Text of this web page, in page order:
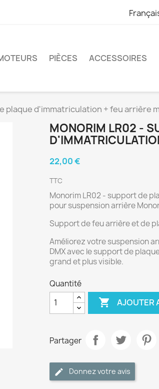
PIÈCES ACCESSOIRES
plaque d'immatriculation + feu arrière
MONORIM LR02 -
22,00 €
TTC
Monorim LR02 - support de
pour suspension arrière
Support de feu arrière et de
Améliorez votre suspension
DMX avec le support de
grand et plus visible.
Quantité
 AJOUTER
Partager
Donnez votre avis